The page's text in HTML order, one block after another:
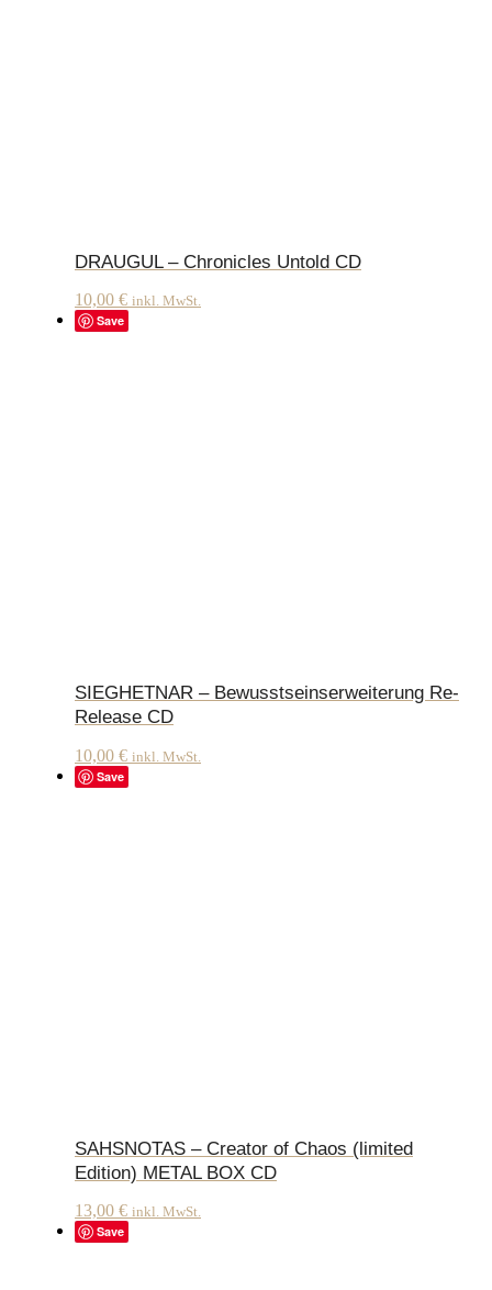
DRAUGUL – Chronicles Untold CD
10,00 € inkl. MwSt.
Save
SIEGHETNAR – Bewusstseinserweiterung Re-
Release CD
10,00 € inkl. MwSt.
Save
SAHSNOTAS – Creator of Chaos (limited
Edition) METAL BOX CD
13,00 € inkl. MwSt.
Save